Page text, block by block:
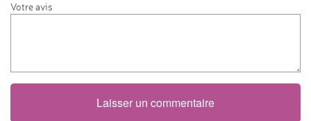
Votre avis
Laisser un commentaire